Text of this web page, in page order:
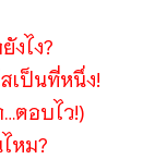
งไง?
เป็นที่หนึ่ง!
ตอบไว!)
หม?